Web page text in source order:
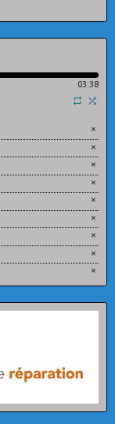
03:38
×
×
×
×
×
×
×
×
×